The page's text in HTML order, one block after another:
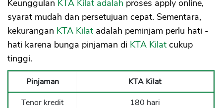
Keunggulan KTA Kilat adalah proses apply online,
syarat mudah dan persetujuan cepat. Sementara,
kekurangan KTA Kilat adalah peminjam perlu hati -
hati karena bunga pinjaman di KTA Kilat cukup
tinggi.
Pinjaman
KTA Kilat
Tenor kredit
180 hari